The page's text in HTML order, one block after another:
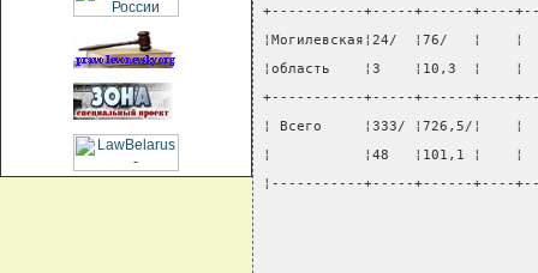
+-----------+-----+------+----
¦Могилевская¦24/  ¦76/
¦область    ¦3    ¦10,3  ¦
+-----------+-----+------+----
¦ Всего     ¦333/ ¦726,5/¦
¦           ¦48   ¦101,1 ¦    ¦
¦-----------+-----+------+----